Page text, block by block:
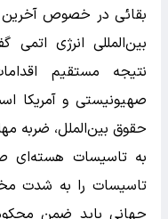
بقائی در خصوص آخرین
بین‌المللی انرژی
نتیجه مستقیم
صهیونیستی و آمریکا
حقوق بین‌الملل، ضربه
به تاسیسات هسته‌ای
تاسیسات را به شدت